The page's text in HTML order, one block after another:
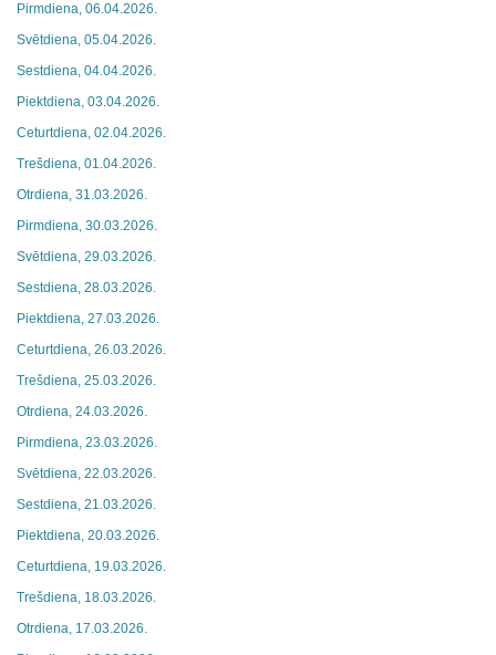
Pirmdiena, 06.04.2026.
Svētdiena, 05.04.2026.
Sestdiena, 04.04.2026.
Piektdiena, 03.04.2026.
Ceturtdiena, 02.04.2026.
Trešdiena, 01.04.2026.
Otrdiena, 31.03.2026.
Pirmdiena, 30.03.2026.
Svētdiena, 29.03.2026.
Sestdiena, 28.03.2026.
Piektdiena, 27.03.2026.
Ceturtdiena, 26.03.2026.
Trešdiena, 25.03.2026.
Otrdiena, 24.03.2026.
Pirmdiena, 23.03.2026.
Svētdiena, 22.03.2026.
Sestdiena, 21.03.2026.
Piektdiena, 20.03.2026.
Ceturtdiena, 19.03.2026.
Trešdiena, 18.03.2026.
Otrdiena, 17.03.2026.